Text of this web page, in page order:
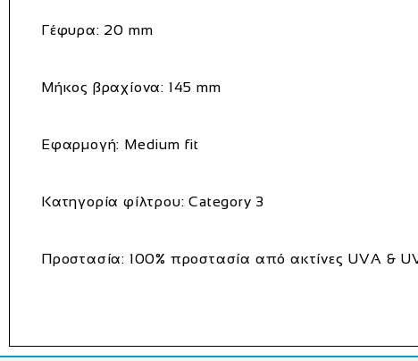
Γέφυρα: 20 mm
Μήκος βραχίονα: 145 mm
Εφαρμογή: Medium fit
Κατηγορία φίλτρου: Category 3
Προστασία: 100% προστασία από ακτίνες UVA &